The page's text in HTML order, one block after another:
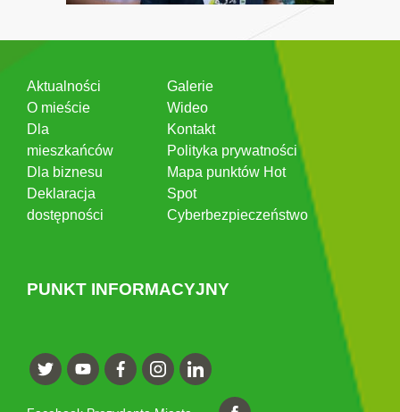
Aktualności
O mieście
Dla
mieszkańców
Dla biznesu
Deklaracja
dostępności
Galerie
Wideo
Kontakt
Polityka prywatności
Mapa punktów Hot
Spot
Cyberbezpieczeństwo
PUNKT INFORMACYJNY